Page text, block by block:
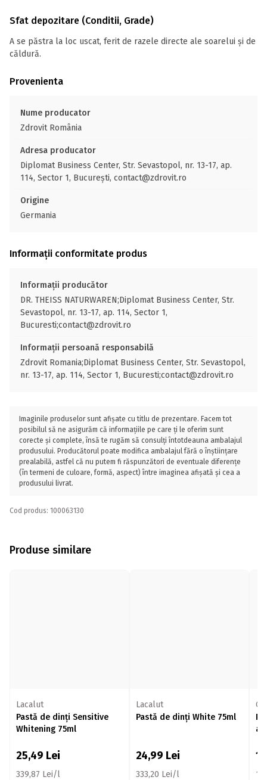
Sfat depozitare (Conditii, Grade)
A se păstra la loc uscat, ferit de razele directe ale soarelui și de
căldură.
Provenienta
Nume producator
Zdrovit România
Adresa producator
Diplomat Business Center, Str. Sevastopol, nr. 13-17, ap.
114, Sector 1, București, contact@zdrovit.ro
Origine
Germania
Informații conformitate produs
Informații producător
DR. THEISS NATURWAREN;Diplomat Business Center, Str.
Sevastopol, nr. 13-17, ap. 114, Sector 1,
Bucuresti;contact@zdrovit.ro
Informații persoană responsabilă
Zdrovit Romania;Diplomat Business Center, Str. Sevastopol,
nr. 13-17, ap. 114, Sector 1, Bucuresti;contact@zdrovit.ro
Imaginile produselor sunt afișate cu titlu de prezentare. Facem tot
posibilul să ne asigurăm că informațiile pe care ți le oferim sunt
corecte și complete, însă te rugăm să consulți întotdeauna ambalajul
produsului. Producătorul poate modifica ambalajul fără o înștiințare
prealabilă, astfel că nu putem fi răspunzători de eventuale diferențe
(în termeni de culoare, formă, aspect) între imaginea afișată și cea a
produsului livrat.
Cod produs: 100063130
Produse similare
Lacalut
Pastă de dinți Sensitive
Whitening 75ml
25,49 Lei
339,87 Lei/l
Lacalut
Pastă de dinți White 75ml
24,99 Lei
333,20 Lei/l